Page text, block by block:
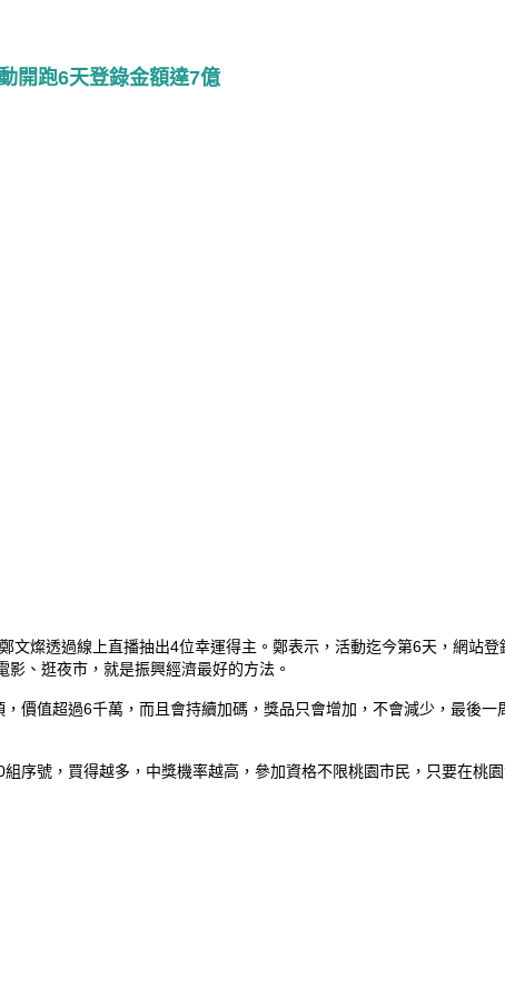
開跑6天登錄金額達7億
燦透過線上直播抽出4位幸運得主。鄭表示，活動迄今第6天，網站
、逛夜市，就是振興經濟最好的方法。
價值超過6千萬，而且會持續加碼，獎品只會增加，不會減少，最後
序號，買得越多，中獎機率越高，參加資格不限桃園市民，只要在桃